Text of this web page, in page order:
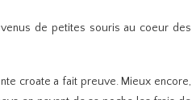
de petites souris au coeur des
croate a fait preuve. Mieux encore,